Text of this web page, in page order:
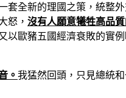
全新的理國之策，統整外
怒， 沒有人願意犧牲高品
以歐豬五國經濟衰敗的實例
。 我猛然回頭，只見總統